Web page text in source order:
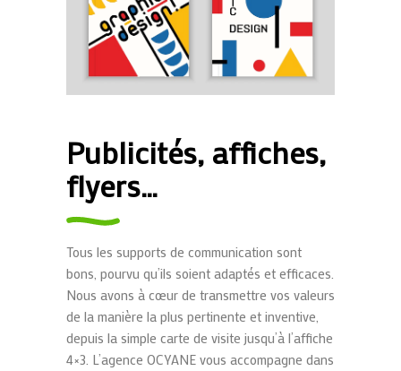
Publicités, affiches,
flyers…
Tous les supports de communication sont
bons, pourvu qu’ils soient adaptés et efficaces.
Nous avons à cœur de transmettre vos valeurs
de la manière la plus pertinente et inventive,
depuis la simple carte de visite jusqu’à l’affiche
4×3. L’agence OCYANE vous accompagne dans